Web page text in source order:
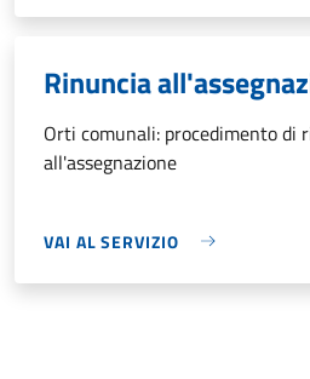
Rinuncia
Orti comunali: procedimento di
all'assegnazione
VAI AL SERVIZIO